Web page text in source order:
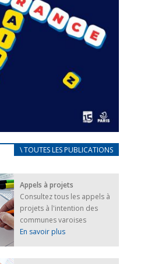
au mieux les réfugiés
en France,...
\ TOUTES LES PUBLICATIONS
Appels à projets
Consultez tous les appels à
projets à l'intention des
communes varoises
En savoir plus